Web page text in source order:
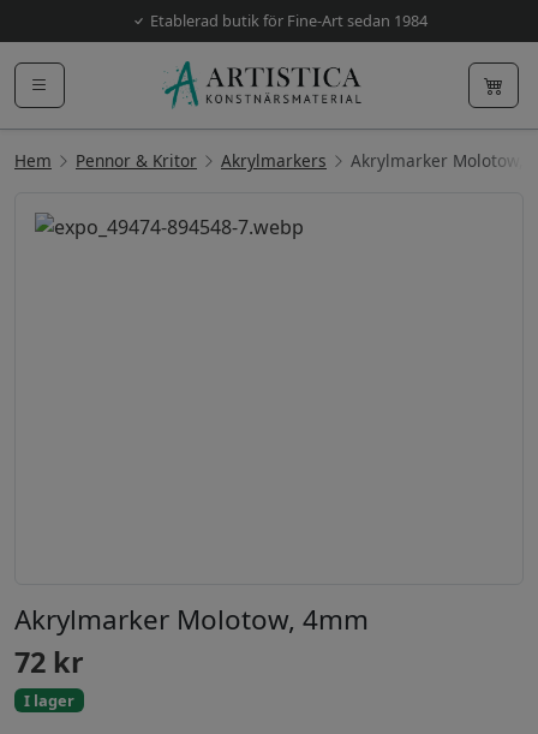
Etablerad butik för Fine-Art sedan 1984
Hem Pennor & Kritor Akrylmarkers Akrylmarker Molotow,
Akrylmarker Molotow, 4mm
72 kr
I lager